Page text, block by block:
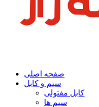
صفحه اصلی
سیم و کابل
کابل مفتولی
سیم ها